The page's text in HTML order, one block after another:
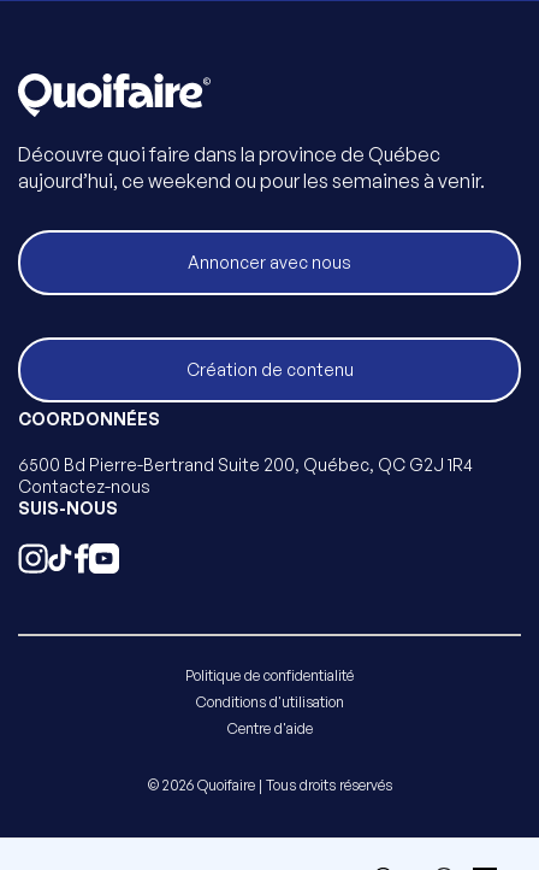
Découvre quoi faire dans la province de Québec
aujourd’hui, ce weekend ou pour les semaines à venir.
Annoncer avec nous
Création de contenu
COORDONNÉES
6500 Bd Pierre-Bertrand Suite 200, Québec, QC G2J 1R4
Contactez-nous
SUIS-NOUS
Politique de confidentialité
Conditions d'utilisation
Centre d'aide
© 2026 Quoifaire | Tous droits réservés